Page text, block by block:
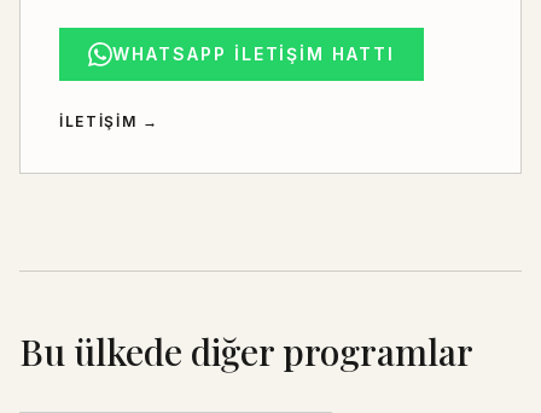
WHATSAPP İLETIŞIM HATTI
İLETIŞIM →
Bu ülkede diğer programlar